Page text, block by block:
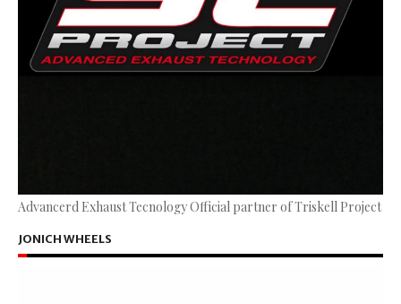
Advancerd Exhaust Tecnology Official partner of Triskell Project
JONICH WHEELS